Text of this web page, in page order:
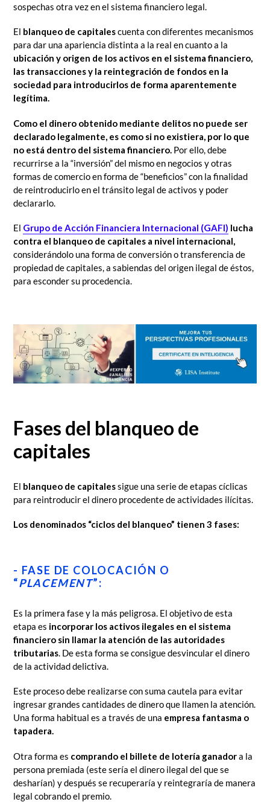
sospechas otra vez en el sistema financiero legal.
El blanqueo de capitalescuenta con diferentes mecanismos
para dar una apariencia distinta a la real en cuanto a la
ubicación y origen de los activos en el sistema financiero,
las transacciones y la reintegración de fondos en la
sociedad para introducirlos de forma aparentemente
legítima.
Como el dinero obtenido mediante delitos no puede ser
declarado legalmente, es como si no existiera, por lo que
no está dentro del sistema financiero. Por ello, debe
recurrirse a la “inversión” del mismo en negocios y otras
formas de comercio en forma de “beneficios” con la finalidad
de reintroducirlo en el tránsito legal de activos y poder
declararlo.
El Grupo de Acción Financiera Internacional (GAFI) lucha
contra el blanqueo de capitales a nivel internacional,
considerándolo una forma de conversión o transferencia de
propiedad de capitales, a sabiendas del origen ilegal de éstos,
para esconder su procedencia.
Fases del blanqueo de
capitales
El blanqueo de capitalessigue una serie de etapas cíclicas
para reintroducir el dinero procedente de actividades ilícitas.
Los denominados “ciclos del blanqueo” tienen 3 fases:
- FASE DE COLOCACIÓN O
“PLACEMENT”:
Es la primera fase y la más peligrosa. El objetivo de esta
etapa es incorporar los activos ilegales en el sistema
financiero sin llamar la atención de las autoridades
tributarias. De esta forma se consigue desvincular el dinero
de la actividad delictiva.
Este proceso debe realizarse con suma cautela para evitar
ingresar grandes cantidades de dinero que llamen la atención.
Una forma habitual es a través de una empresa fantasma o
tapadera.
Otra forma es comprando el billete de lotería ganadora la
persona premiada (este sería el dinero ilegal del que se
desharían) y después se recuperaría y reintegraría de manera
legal cobrando el premio.